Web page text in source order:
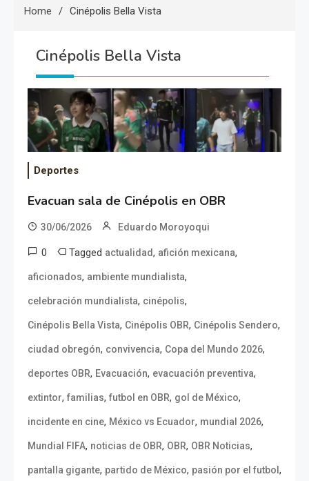
Home Cinépolis Bella Vista
Cinépolis Bella Vista
Deportes
Evacuan sala de Cinépolis en OBR
30/06/2026 Eduardo Moroyoqui
0 Tagged actualidad, afición mexicana,
aficionados, ambiente mundialista,
celebración mundialista, cinépolis,
Cinépolis Bella Vista, Cinépolis OBR, Cinépolis Sendero,
ciudad obregón, convivencia, Copa del Mundo 2026,
deportes OBR, Evacuación, evacuación preventiva,
extintor, familias, futbol en OBR, gol de México,
incidente en cine, México vs Ecuador, mundial 2026,
Mundial FIFA, noticias de OBR, OBR, OBR Noticias,
pantalla gigante, partido de México, pasión por el futbol ,